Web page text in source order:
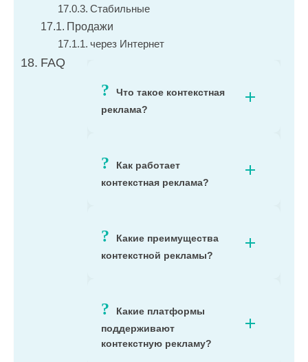
Стабильные
Продажи
через Интернет
FAQ
Что такое контекстная
реклама?
Как работает
контекстная реклама?
Какие преимущества
контекстной рекламы?
Какие платформы
поддерживают
контекстную рекламу?